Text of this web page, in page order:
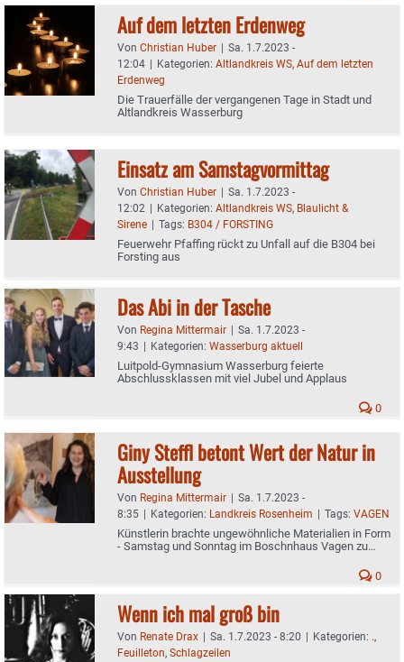
Auf dem letzten Erdenweg
Von Christian Huber | Sa. 1.7.2023 -
12:04 | Kategorien: Altlandkreis WS, Auf dem letzten
Erdenweg
Die Trauerfälle der vergangenen Tage in Stadt und
Altlandkreis Wasserburg
Einsatz am Samstagvormittag
Von Christian Huber | Sa. 1.7.2023 -
12:02 | Kategorien: Altlandkreis WS, Blaulicht &
Sirene | Tags: B304 / FORSTING
Feuerwehr Pfaffing rückt zu Unfall auf die B304 bei
Forsting aus
Das Abi in der Tasche
Von Regina Mittermair | Sa. 1.7.2023 -
9:43 | Kategorien: Wasserburg aktuell
Luitpold-Gymnasium Wasserburg feierte
Abschlussklassen mit viel Jubel und Applaus
0
Giny Steffl betont Wert der Natur in
Ausstellung
Von Regina Mittermair | Sa. 1.7.2023 -
8:35 | Kategorien: Landkreis Rosenheim | Tags: VAGEN
Künstlerin brachte ungewöhnliche Materialien in Form
- Samstag und Sonntag im Boschnhaus Vagen zu
0
Wenn ich mal groß bin
Von Renate Drax | Sa. 1.7.2023 - 8:20 | Kategorien: .,
Feuilleton, Schlagzeilen